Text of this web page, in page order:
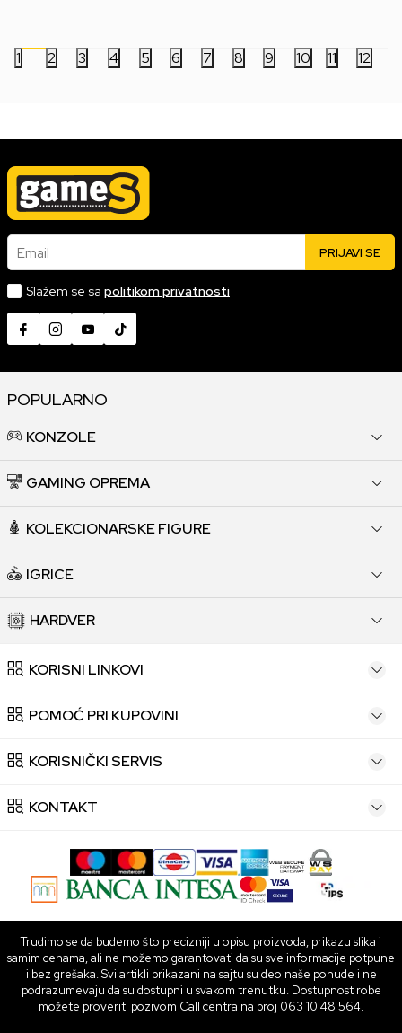
1 2 3 4 5 6 7 8 9 10 11 12
Email PRIJAVI SE
Slažem se sa politikom privatnosti
POPULARNO
KONZOLE
GAMING OPREMA
KOLEKCIONARSKE FIGURE
IGRICE
HARDVER
KORISNI LINKOVI
POMOĆ PRI KUPOVINI
KORISNIČKI SERVIS
KONTAKT
Trudimo se da budemo što precizniji u opisu proizvoda, prikazu slika i
samim cenama, ali ne možemo garantovati da su sve informacije potpune
i bez grešaka. Svi artikli prikazani na sajtu su deo naše ponude i ne
podrazumevaju da su dostupni u svakom trenutku. Dostupnost robe
možete proveriti pozivom Call centra na broj 063 10 48 564.